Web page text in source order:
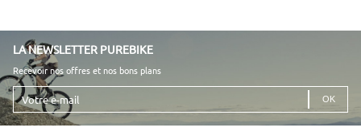
LA NEWSLETTER PUREBIKE
Recevoir nos offres et nos bons plans
Votre
e-
mail